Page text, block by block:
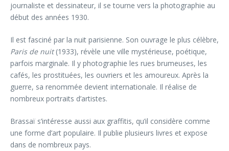
journaliste et dessinateur, il se tourne vers la photographie au
début des années 1930.
Il est fasciné par la nuit parisienne. Son ouvrage le plus célèbre,
Paris de nuit(1933), révèle une ville mystérieuse, poétique,
parfois marginale. Il y photographie les rues brumeuses, les
cafés, les prostituées, les ouvriers et les amoureux. Après la
guerre, sa renommée devient internationale. Il réalise de
nombreux portraits d’artistes.
Brassaï s’intéresse aussi aux graffitis, qu’il considère comme
une forme d’art populaire. Il publie plusieurs livres et expose
dans de nombreux pays.